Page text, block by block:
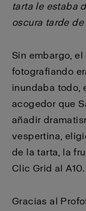
tarta le estaba
oscura tarde de
Sin embargo,
fotografiando
inundaba todo,
acogedor que
añadir
vespertina,
de la tarta, la
Clic Grid al A10.
Gracias al